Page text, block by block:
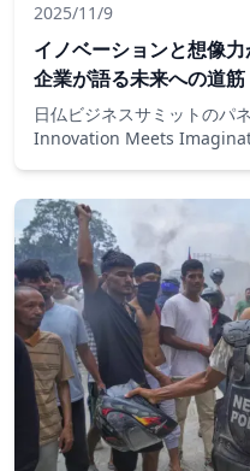
2025/11/9
イノベーションと想像
企業が語る未来への道筋
日仏ビジネスサミットのパ
Innovation Meets
性を解き放ち、イノベーシ
した。